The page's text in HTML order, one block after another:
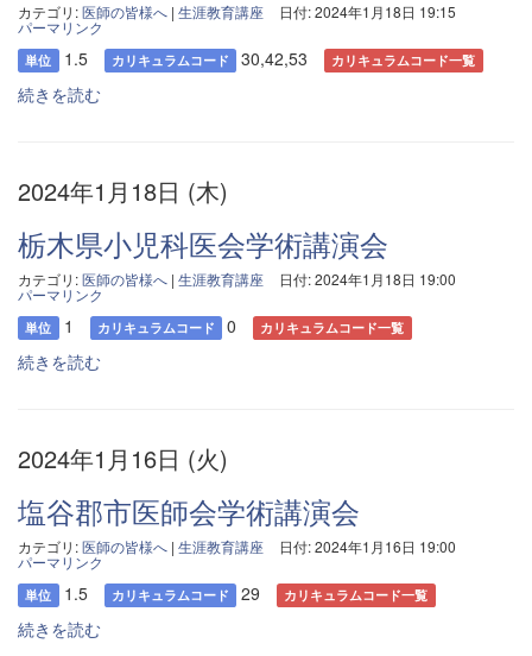
カテゴリ:医師の皆様へ | 生涯教育講座 日付: 2024年1月18日 19:15
パーマリンク
単位 1.5 カリキュラムコード 30,42,53 カリキュラムコード一覧
続きを読む
2024年1月18日 (木)
栃木県小児科医会学術講演会
カテゴリ:医師の皆様へ | 生涯教育講座 日付: 2024年1月18日 19:00
パーマリンク
単位 1 カリキュラムコード 0 カリキュラムコード一覧
続きを読む
2024年1月16日 (火)
塩谷郡市医師会学術講演会
カテゴリ:医師の皆様へ | 生涯教育講座 日付: 2024年1月16日 19:00
パーマリンク
単位 1.5 カリキュラムコード 29 カリキュラムコード一覧
続きを読む